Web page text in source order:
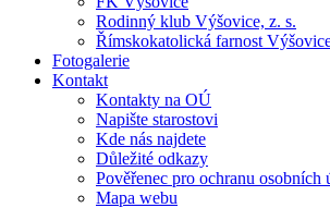
Rodinný klub Výšovice, z. s.
Římskokatolická farnost
Fotogalerie
Kontakt
Kontakty na OÚ
Napište starostovi
Kde nás najdete
Důležité odkazy
Pověřenec pro ochranu osobních
Mapa webu